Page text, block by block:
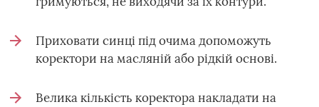
Приховати синці під очима допоможуть
коректори на масляній або рідкій основі.
Велика кількість коректора накладати на